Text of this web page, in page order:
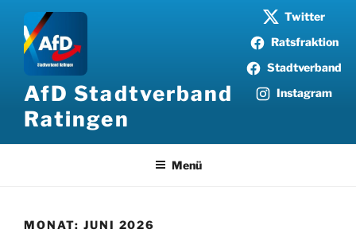
Twitter
Ratsfraktion
Stadtverband
Instagram
Inhalt
springen
AfD Stadtverband
Ratingen
Menü
MONAT: JUNI 2026